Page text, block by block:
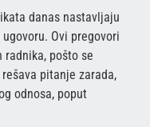
danas nastavljaju
Ovi pregovori
radnika, pošto se
pitanje zarada,
odnosa, poput